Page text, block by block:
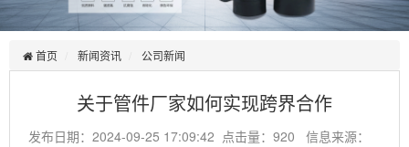
首页 新闻资讯 公司新闻
关于管件厂家如何实现跨界合作
发布日期：2024-09-25 17:09:42 点击量：920 信息来源：